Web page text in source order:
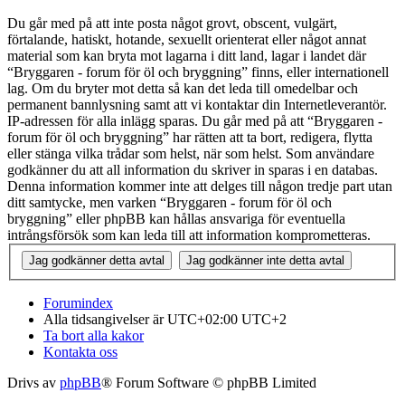
Du går med på att inte posta något grovt, obscent, vulgärt,
förtalande, hatiskt, hotande, sexuellt orienterat eller något annat
material som kan bryta mot lagarna i ditt land, lagar i landet där
“Bryggaren - forum för öl och bryggning” finns, eller internationell
lag. Om du bryter mot detta så kan det leda till omedelbar och
permanent bannlysning samt att vi kontaktar din Internetleverantör.
IP-adressen för alla inlägg sparas. Du går med på att “Bryggaren -
forum för öl och bryggning” har rätten att ta bort, redigera, flytta
eller stänga vilka trådar som helst, när som helst. Som användare
godkänner du att all information du skriver in sparas i en databas.
Denna information kommer inte att delges till någon tredje part utan
ditt samtycke, men varken “Bryggaren - forum för öl och
bryggning” eller phpBB kan hållas ansvariga för eventuella
intrångsförsök som kan leda till att information komprometteras.
Forumindex
Alla tidsangivelser är UTC+02:00 UTC+2
Ta bort alla kakor
Kontakta oss
Drivs av phpBB® Forum Software © phpBB Limited